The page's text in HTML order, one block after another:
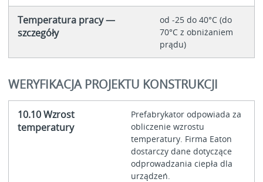
Temperatura pracy —
szczegóły
od -25 do 40°C (do
70°C z obniżaniem
prądu)
WERYFIKACJA PROJEKTU KONSTRUKCJI
10.10 Wzrost
temperatury
Prefabrykator odpowiada za
obliczenie wzrostu
temperatury. Firma Eaton
dostarczy dane dotyczące
odprowadzania ciepła dla
urządzeń.